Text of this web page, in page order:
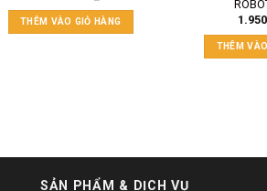
THÊM VÀO GIỎ HÀNG
THÊM
SẢN PHẨM & DỊCH VỤ